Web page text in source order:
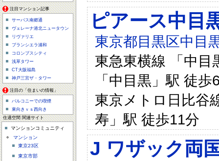
ピアース中目
東京都目黒区中目
東急東横線 「中目
「中目黒」駅 徒
東京メトロ日比谷
寿」駅 徒歩11分
J ワザック両
注目マンション記事
サーパス南郷通
ヴェレーナ港北ニュータウン
リヴァリエ
ブランシエラ浦和
コロンブスシティ
浅草タワー
CT大阪福島
神戸三宮ザ・タワー
注目の「住まいの情報」
バルコニーでの喫煙
東向きｖｓ西向き
住適空間 関連サイト
マンションコミュニティ
マンション
東京23区
東京市部